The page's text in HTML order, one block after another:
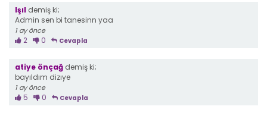
Işıl demiş ki;
Admin sen bi tanesinn yaa
1 ay önce
2 0 Cevapla
atiye önçağ demiş ki;
bayıldım dizıye
1 ay önce
5 0 Cevapla